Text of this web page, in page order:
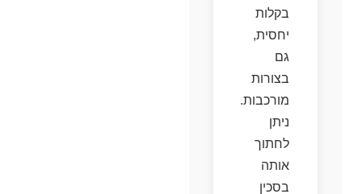
בקלות
יחסית,
גם
בצורות
מורכבות.
ניתן
לחתוך
אותה
בסכין